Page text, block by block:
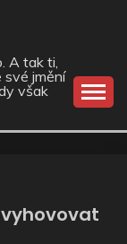
A tak ti,
své jmění
však